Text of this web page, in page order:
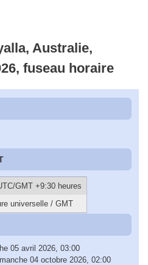
Australie,
fuseau horaire
GMT +9:30 heures
universelle / GMT
05 avril 2026, 03:00
04 octobre 2026, 02:00